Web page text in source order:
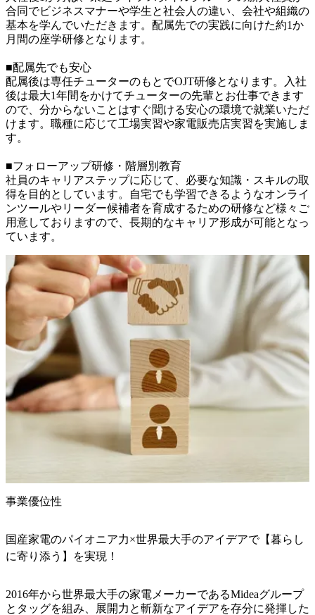
合同でビジネスマナーや学生と社会人の違い、会社や組織の
基本を学んでいただきます。配属先での実践に向けた約1か
月間の座学研修となります。
■配属先でも安心
配属後は専任チューターのもとでOJT研修となります。入社
後は最大1年間をかけてチューターの先輩とお仕事できます
ので、分からないことはすぐ聞ける安心の環境で就業いただ
けます。職種に応じて工場実習や家電販売店実習を実施しま
す。
■フォローアップ研修・階層別教育
社員のキャリアステップに応じて、必要な知識・スキルの取
得を目的としています。自宅でも学習できるようなオンライ
ンツールやリーダー候補者を育成するための研修など様々ご
用意しておりますので、長期的なキャリア形成が可能となっ
ています。
事業優位性
国産家電のパイオニア力×世界最大手のアイデアで【暮らし
に寄り添う】を実現！
2016年から世界最大手の家電メーカーであるMideaグループ
とタッグを組み、展開力と斬新なアイデアを存分に発揮した